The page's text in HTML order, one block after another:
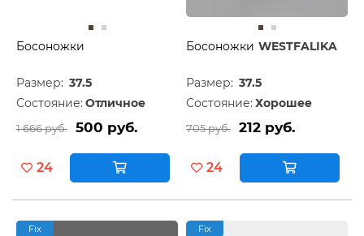
Босоножки
Размер: 37.5
Состояние: Отличное
1 666 руб. 500 руб.
24
Босоножки WESTFALIKA
Размер: 37.5
Состояние: Хорошее
705 руб. 212 руб.
24
Fix Fix